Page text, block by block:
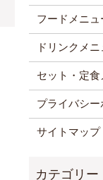
フードメニュ
ドリンクメニ
セット・定食
プライバシー
サイトマップ